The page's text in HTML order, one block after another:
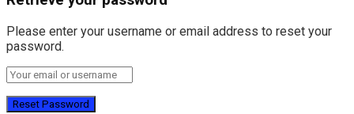
Please enter your username or email address to reset your
password.